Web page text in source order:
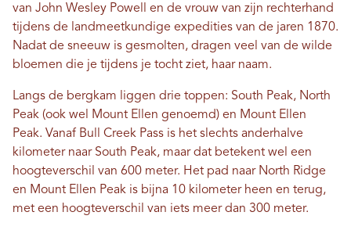
van John Wesley Powell en de vrouw van zijn rechterhand
tijdens de landmeetkundige expedities van de jaren 1870.
Nadat de sneeuw is gesmolten, dragen veel van de wilde
bloemen die je tijdens je tocht ziet, haar naam.
Langs de bergkam liggen drie toppen: South Peak, North
Peak (ook wel Mount Ellen genoemd) en Mount Ellen
Peak. Vanaf Bull Creek Pass is het slechts anderhalve
kilometer naar South Peak, maar dat betekent wel een
hoogteverschil van 600 meter. Het pad naar North Ridge
en Mount Ellen Peak is bijna 10 kilometer heen en terug,
met een hoogteverschil van iets meer dan 300 meter.